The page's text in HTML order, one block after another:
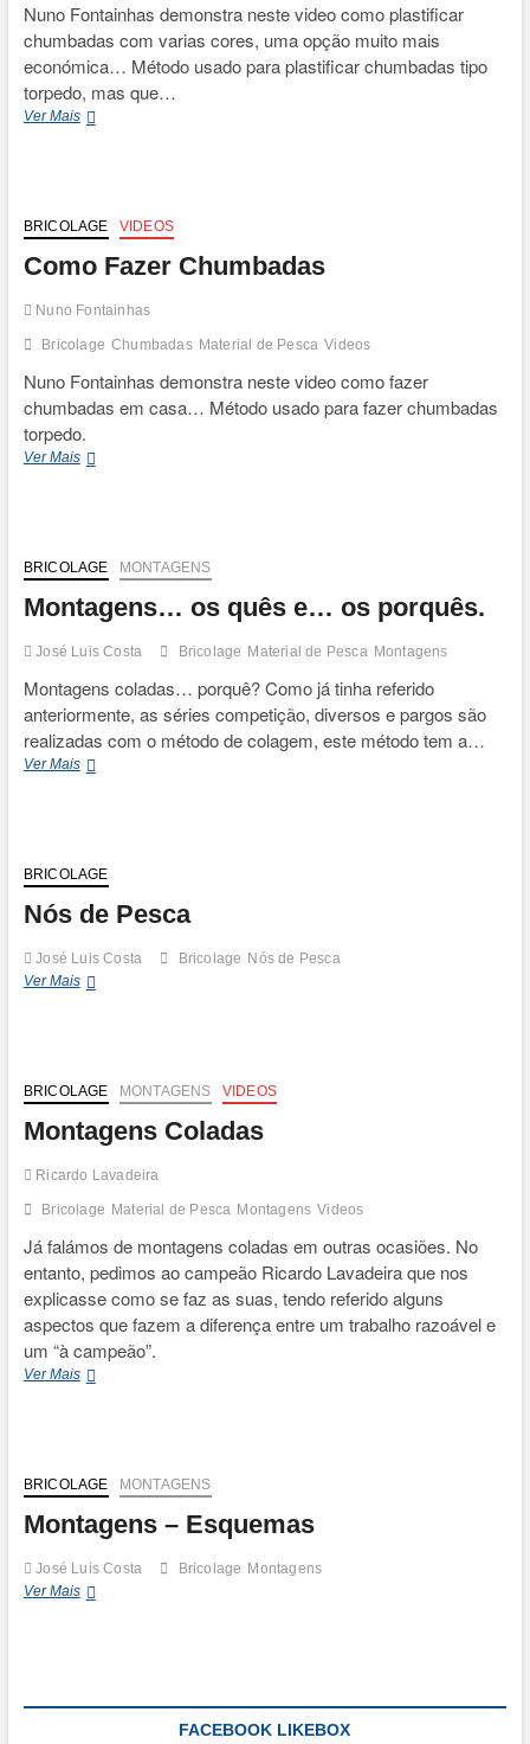
Nuno Fontainhas demonstra neste video como plastificar
chumbadas com varias cores, uma opção muito mais
económica… Método usado para plastificar chumbadas tipo
torpedo, mas que…
Ver MaisComo
BRICOLAGE VIDEOS
Como Fazer Chumbadas
Nuno Fontainhas
Bricolage Chumbadas Material de Pesca Videos
Nuno Fontainhas demonstra neste video como fazer
chumbadas em casa… Método usado para fazer chumbadas
torpedo.
Ver MaisComo
BRICOLAGE MONTAGENS
Montagens… os quês e… os porquês.
José Luis Costa Bricolage Material de Pesca Montagens
Montagens coladas… porquê? Como já tinha referido
anteriormente, as séries competição, diversos e pargos são
realizadas com o método de colagem, este método tem a…
Ver MaisMontagens…
porquês.
BRICOLAGE
Nós de Pesca
José Luis Costa Bricolage Nós de Pesca
Ver MaisNós
BRICOLAGE MONTAGENS VIDEOS
Montagens Coladas
Ricardo Lavadeira
Bricolage Material de Pesca Montagens Videos
Já falámos de montagens coladas em outras ocasiões. No
entanto, pedimos ao campeão Ricardo Lavadeira que nos
explicasse como se faz as suas, tendo referido alguns
aspectos que fazem a diferença entre um trabalho razoável e
um “à campeão”.
Ver MaisMontagens
BRICOLAGE MONTAGENS
Montagens – Esquemas
José Luis Costa Bricolage Montagens
Ver MaisMontagens
FACEBOOK LIKEBOX